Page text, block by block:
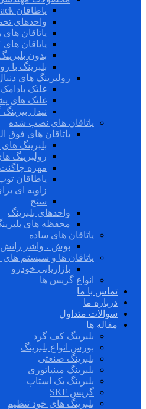
یاطاقان Back های پشتی
واحدهای
یاتاقان های
یاتاقان های INSOCOAT
بدون
بلبرینگ با
رولبرینگ های
غلتک بادامک
غلتک های
نیدل
یاتاقان های نصب شده
یاتاقان های فوق
بلبرینگ
رولبرینگ
مهره
یاطاقان
زاویه ای
سنج
واحدهای بلبرینگ
محفظه های
یاتاقان های ساده
بوش ، واشر رانش
یاتاقان ها و سیستم
بازاریابی خودرو
انواع گریس ها
تماس با ما
درباره ما
سوالات متداول
مقاله ها
بلبرینگ کف گرد
بورس انواع بلبرینگ
بلبرینگ صنعتی
بلبرینگ مینیاتوری
بلبرینگ بک استاپ
گریس SKF
بلبرینگ های خود تنظیم